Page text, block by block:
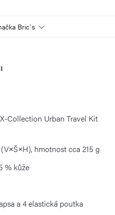
Bric`s
Collection Urban Travel Kit
hmotnost cca 215 g
% kůže
a 4 elastická poutka